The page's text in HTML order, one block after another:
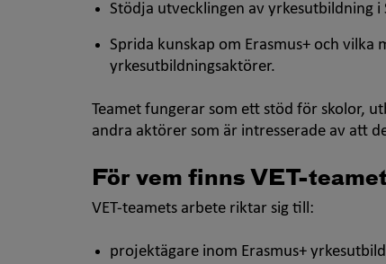
Stödja utvecklingen av yrkesutbildning
Sprida kunskap om Erasmus+ och
yrkesutbildningsaktörer.
Teamet fungerar som ett stöd för skolor,
andra aktörer som är intresserade av att
För vem finns VET-
VET-teamets arbete riktar sig till:
projektägare inom Erasmus+